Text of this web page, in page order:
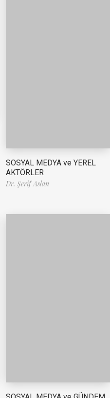
SOSYAL MEDYA ve YEREL
AKTÖRLER
Dr. Şerif Aslan